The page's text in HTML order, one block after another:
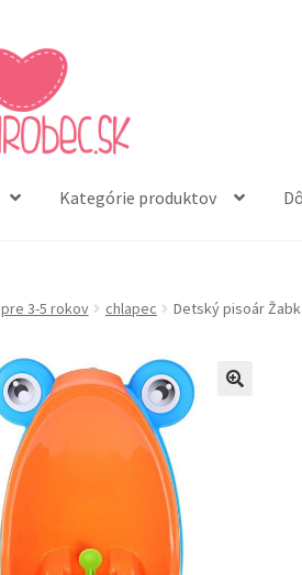
Kategórie produktov
pre 3-5 rokov chlapec Detský pisoár